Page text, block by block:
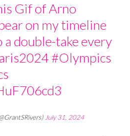
Gif of Arno
on my timeline
a double-take every
#Olympics
July 31, 2024